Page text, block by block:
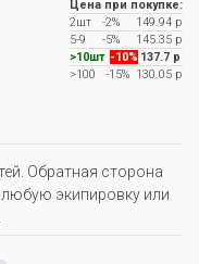
Цена при покупке:
2шт
-2%
149.94 р
5-9
-5%
145.35 р
>10шт -10% 137.7 р
>100
-15% 130.05 р
Обратная сторона
любую экипировку или